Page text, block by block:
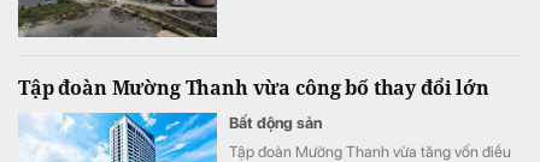
Tập đoàn Mường Thanh vừa công bố thay đổi lớn
Bất động sản
Tập đoàn Mường Thanh vừa tăng vốn điều